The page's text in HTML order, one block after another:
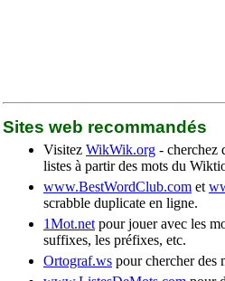
Sites web recommandés
Visitez WikWik.org - cherchez
listes à partir des mots du
www.BestWordClub.com et
scrabble duplicate en ligne.
1Mot.net pour jouer avec les
suffixes, les préfixes, etc.
Ortograf.ws pour chercher des